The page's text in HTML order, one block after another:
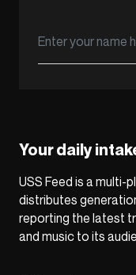
Your daily
USS Feed is a
distributes
reporting the latest
and music to its